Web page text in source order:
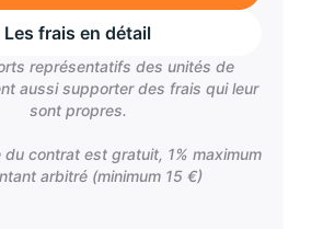
Les frais en détail
représentatifs des unités de
aussi supporter des frais qui leur
sont propres.
contrat est gratuit, 1% maximum
arbitré (minimum 15 €)